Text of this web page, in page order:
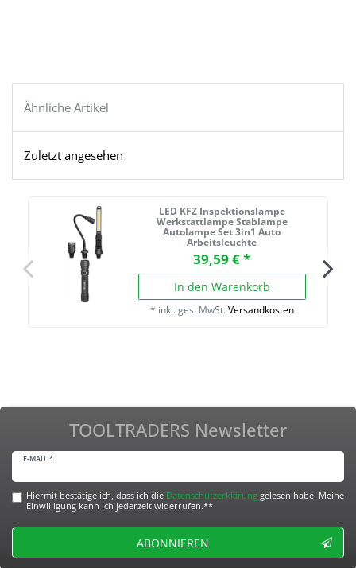
Ähnliche Artikel
Zuletzt angesehen
LED KFZ Inspektionslampe
Werkstattlampe Stablampe
Autolampe Set 3in1 Auto
Arbeitsleuchte
39,59 € *
In den Warenkorb
* inkl. ges. MwSt. Versandkosten
TOOLTRADERS Newsletter
E-MAIL *
Hiermit bestätige ich, dass ich die Daten­schutz­erklärunggelesen habe. Meine
Einwilligung kann ich jederzeit widerrufen.**
ABONNIEREN